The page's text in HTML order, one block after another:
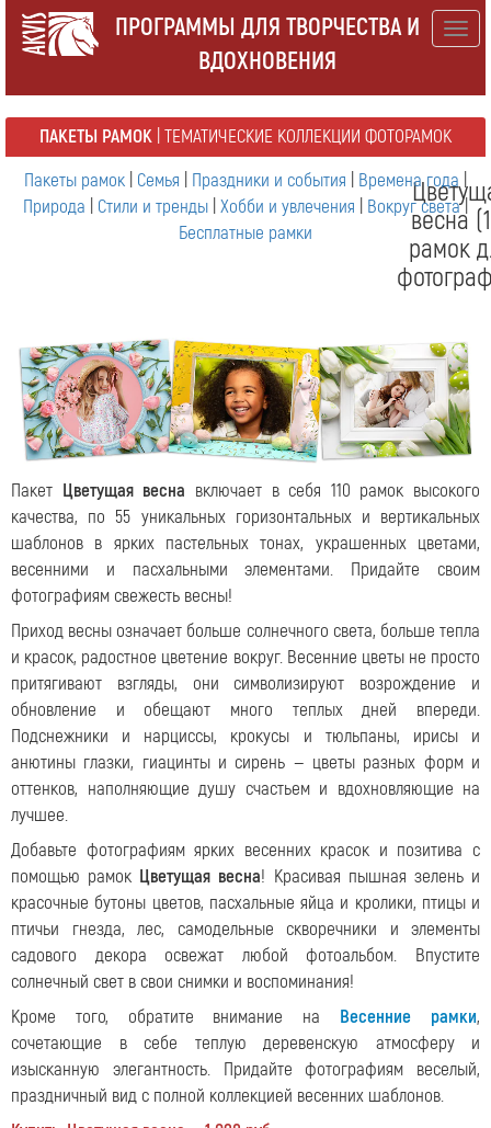
ПРОГРАММЫ ДЛЯ ТВОРЧЕСТВА И
ВДОХНОВЕНИЯ
ПАКЕТЫ РАМОК | ТЕМАТИЧЕСКИЕ КОЛЛЕКЦИИ ФОТОРАМОК
Пакеты рамок Семья Праздники и события Времена года
Природа
Стили и тренды Хобби и увлечения Вокруг света
Бесплатные рамки
весна
рамок
Пакет Цветущая весна включает в себя 110 рамок высокого
качества, по 55 уникальных горизонтальных и вертикальных
шаблонов в ярких пастельных тонах, украшенных цветами,
весенними и пасхальными элементами. Придайте своим
фотографиям свежесть весны!
Приход весны означает больше солнечного света, больше тепла
и красок, радостное цветение вокруг. Весенние цветы не просто
притягивают взгляды, они символизируют возрождение и
обновление и обещают много теплых дней впереди.
Подснежники и нарциссы, крокусы и тюльпаны, ирисы и
анютины глазки, гиацинты и сирень — цветы разных форм и
оттенков, наполняющие душу счастьем и вдохновляющие на
лучшее.
Добавьте фотографиям ярких весенних красок и позитива с
помощью рамок Цветущая весна! Красивая пышная зелень и
красочные бутоны цветов, пасхальные яйца и кролики, птицы и
птичьи гнезда, лес, самодельные скворечники и элементы
садового декора освежат любой фотоальбом. Впустите
солнечный свет в свои снимки и воспоминания!
Кроме того, обратите внимание на Весенние рамки,
сочетающие в себе теплую деревенскую атмосферу и
изысканную элегантность. Придайте фотографиям веселый,
праздничный вид с полной коллекцией весенних шаблонов.